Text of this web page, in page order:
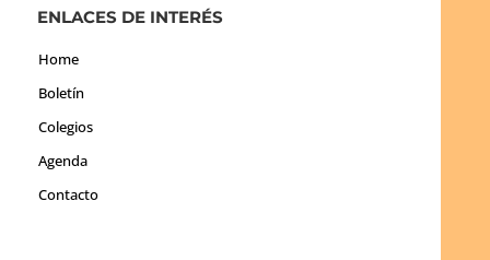
ENLACES DE INTERÉS
Home
Boletín
Colegios
Agenda
Contacto